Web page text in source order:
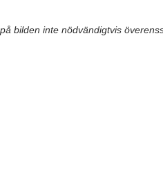
bilden inte nödvändigtvis